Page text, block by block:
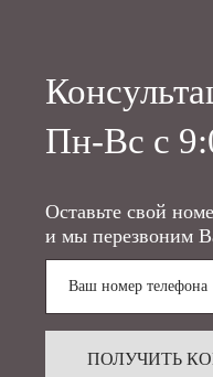
Пн-Вс с
Оставьте свой
и мы перезвоним
ПОЛУЧИТЬ